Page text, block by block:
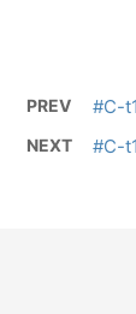
PREV #C-
NEXT #C-